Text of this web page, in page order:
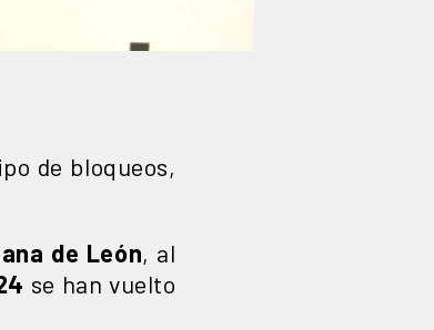
de bloqueos,
de León, al
se han vuelto